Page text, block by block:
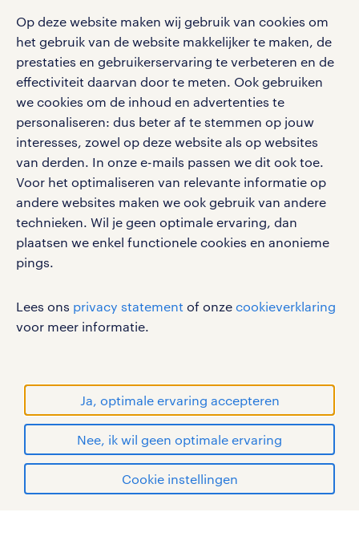
Op deze website maken wij gebruik van cookies om
het gebruik van de website makkelijker te maken, de
prestaties en gebruikerservaring te verbeteren en de
effectiviteit daarvan door te meten. Ook gebruiken
we cookies om de inhoud en advertenties te
personaliseren: dus beter af te stemmen op jouw
interesses, zowel op deze website als op websites
van derden. In onze e-mails passen we dit ook toe.
Voor het optimaliseren van relevante informatie op
andere websites maken we ook gebruik van andere
technieken. Wil je geen optimale ervaring, dan
plaatsen we enkel functionele cookies en anonieme
pings.
Lees ons privacy statement of onze cookieverklaring
voor meer informatie.
Ja, optimale ervaring accepteren
Nee, ik wil geen optimale ervaring
Cookie instellingen
solliciteren
aanmelden nieuwsbrief
salarischecker
bruto-netto calculator
pers
klachten en misstanden
en ontvang berichten van je intercedent.
Eenvoudig, snel en overal.
apple app store
google play store
social media
Volg ons voor de leukste content omtrent
vacatures, solliciteren en inspiratie.
werken bij randstad
disclaimer
RANDSTAD, HUMAN FORWARD en SHAPING THE